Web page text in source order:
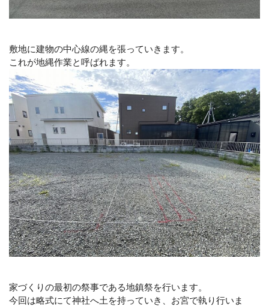
敷地に建物の中心線の縄を張っていきます。
これが地縄作業と呼ばれます。
家づくりの最初の祭事である地鎮祭を行います。
今回は略式にて神社へ土を持っていき、お宮で執り行いま